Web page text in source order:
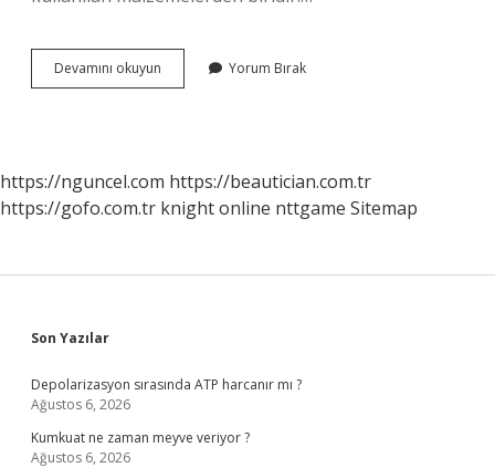
Devamını okuyun Balmumu
Hangi
Yorum Bırak
https://nguncel.com https://beautician.com.tr
https://gofo.com.tr knight online nttgame Sitemap
Sidebar
Son Yazılar
Depolarizasyon sırasında ATP harcanır mı ?
Ağustos 6, 2026
Kumkuat ne zaman meyve veriyor ?
Ağustos 6, 2026